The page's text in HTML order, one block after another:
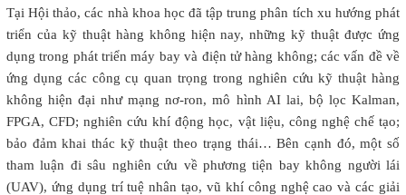
Tại Hội thảo, các nhà khoa học đã tập trung phân tích xu hướng phát
triển của kỹ thuật hàng không hiện nay, những kỹ thuật được ứng
dụng trong phát triển máy bay và điện tử hàng không; các vấn đề về
ứng dụng các công cụ quan trọng trong nghiên cứu kỹ thuật hàng
không hiện đại như mạng nơ-ron, mô hình AI lai, bộ lọc Kalman,
FPGA, CFD; nghiên cứu khí động học, vật liệu, công nghệ chế tạo;
bảo đảm khai thác kỹ thuật theo trạng thái… Bên cạnh đó, một số
tham luận đi sâu nghiên cứu về phương tiện bay không người lái
(UAV), ứng dụng trí tuệ nhân tạo, vũ khí công nghệ cao và các giải